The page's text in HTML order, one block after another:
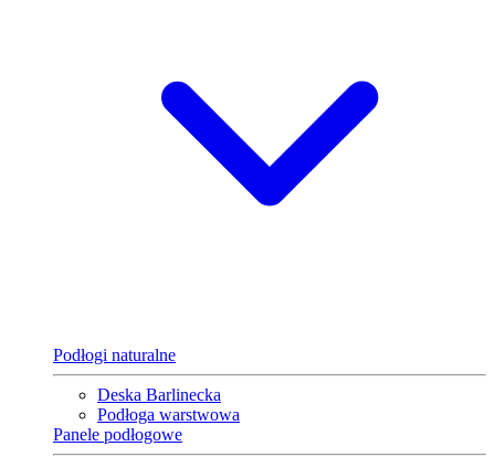
Podłogi naturalne
Deska Barlinecka
Podłoga warstwowa
Panele podłogowe